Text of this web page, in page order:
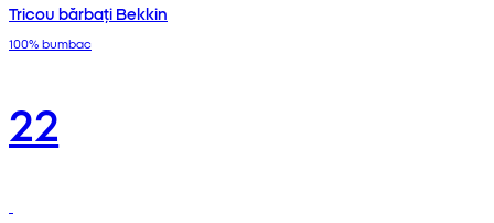
Tricou bărbați Bekkin
100% bumbac
22